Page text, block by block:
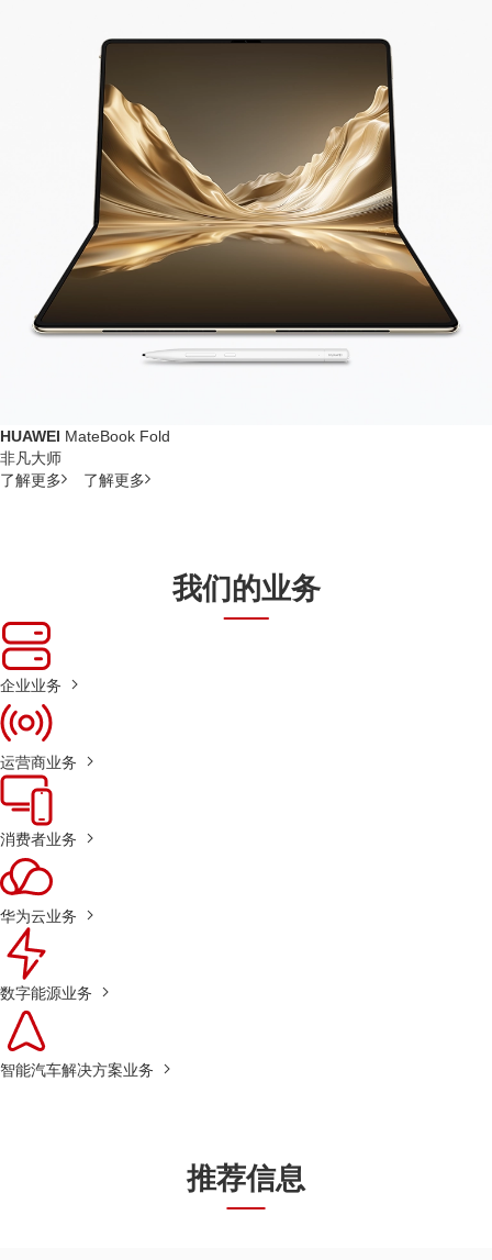
HUAWEI MateBook Fold
非凡大师
了解更多
了解更多
我们的业务
企业业务
运营商业务
消费者业务
华为云业务
数字能源业务
智能汽车解决方案业务
推荐信息